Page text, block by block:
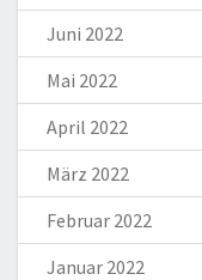
Juni 2022
Mai 2022
April 2022
März 2022
Februar 2022
Januar 2022